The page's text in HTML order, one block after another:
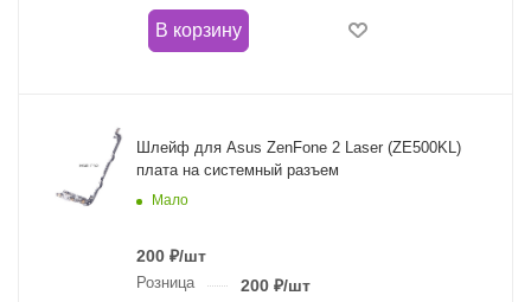
В корзину
Шлейф для Asus ZenFone 2 Laser (ZE500KL)
плата на системный разъем
Мало
200 ₽/шт
Розница 200₽/шт